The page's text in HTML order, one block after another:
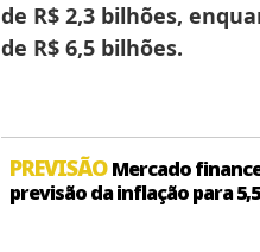
de R$ 2,3 bilhões,
de R$ 6,5 bilhões.
PREVISÃOMercado
previsão da inflação para